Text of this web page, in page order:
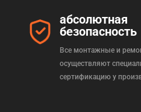
абсолютная
безопасность
Все монтажные и
осуществляют
сертификацию у